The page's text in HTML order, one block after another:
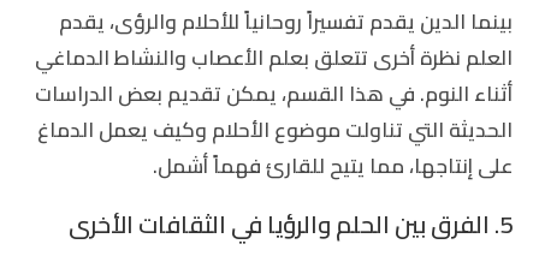
بينما الدين يقدم تفسيراً روحانياً للأحلام والرؤى، يقدم
العلم نظرة أخرى تتعلق بعلم الأعصاب والنشاط الدماغي
أثناء النوم. في هذا القسم، يمكن تقديم بعض الدراسات
الحديثة التي تناولت موضوع الأحلام وكيف يعمل الدماغ
على إنتاجها، مما يتيح للقارئ فهماً أشمل.
5. الفرق بين الحلم والرؤيا في الثقافات الأخرى